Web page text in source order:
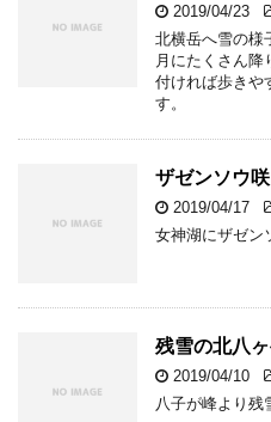
2019/04/23
北横岳へ雪の様
月にたくさん
付ければ歩きや
す。
ザゼンソウ咲
2019/04/17
女神湖にザゼン
残雪の北八
2019/04/10
八子が峰より残